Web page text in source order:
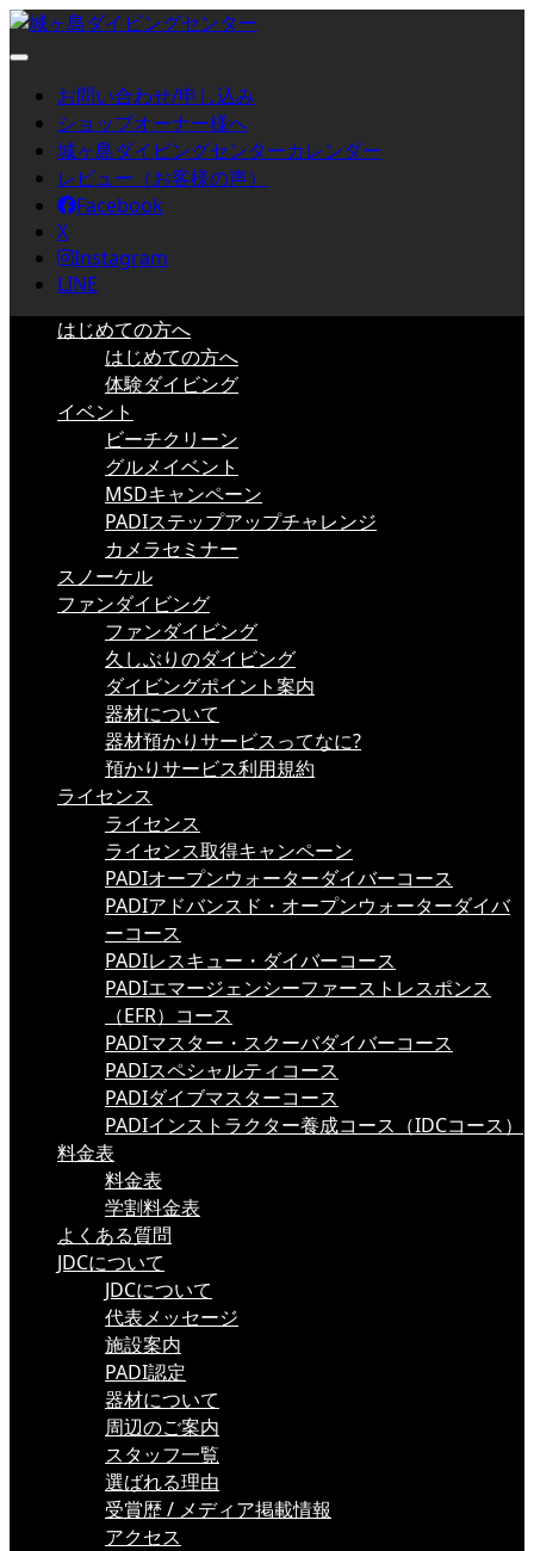
お問い合わせ/申し込み
ショップオーナー様へ
城ヶ島ダイビングセンターカレンダー
レビュー（お客様の声）
Facebook
X
Instagram
LINE
はじめての方へ
はじめての方へ
体験ダイビング
イベント
ビーチクリーン
グルメイベント
MSDキャンペーン
PADIステップアップチャレンジ
カメラセミナー
スノーケル
ファンダイビング
ファンダイビング
久しぶりのダイビング
ダイビングポイント案内
器材について
器材預かりサービスってなに?
預かりサービス利用規約
ライセンス
ライセンス
ライセンス取得キャンペーン
PADIオープンウォーターダイバーコース
PADIアドバンスド・オープンウォーターダイバ
ーコース
PADIレスキュー・ダイバーコース
PADIエマージェンシーファーストレスポンス
（EFR）コース
PADIマスター・スクーバダイバーコース
PADIスペシャルティコース
PADIダイブマスターコース
PADIインストラクター養成コース（IDCコース）
料金表
料金表
学割料金表
よくある質問
JDCについて
JDCについて
代表メッセージ
施設案内
PADI認定
器材について
周辺のご案内
スタッフ一覧
選ばれる理由
受賞歴 / メディア掲載情報
アクセス